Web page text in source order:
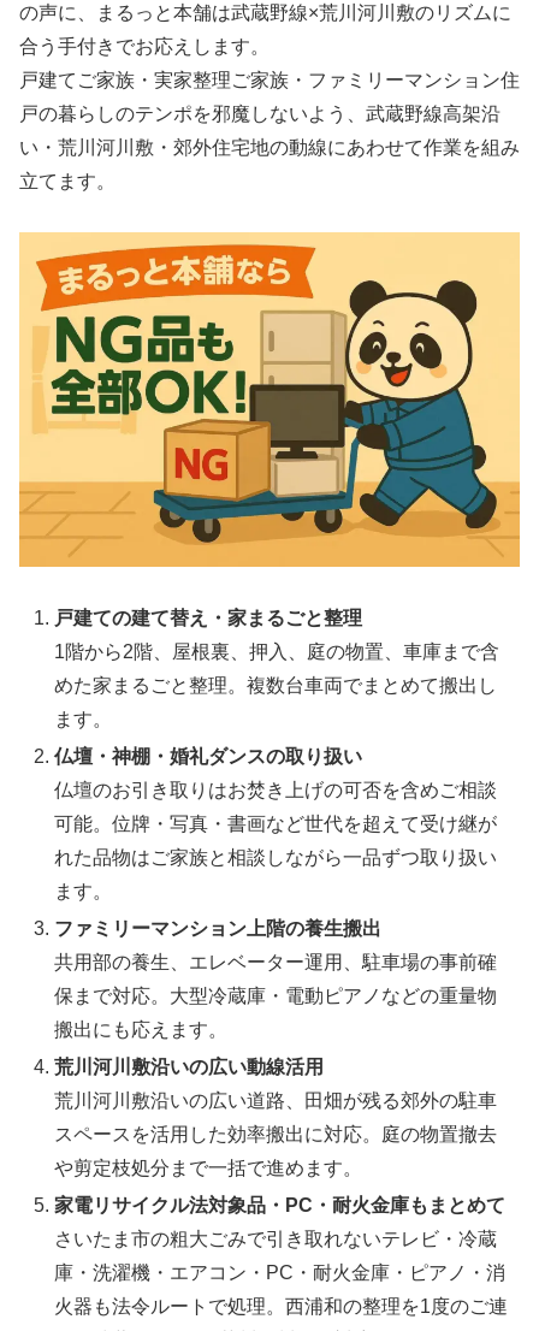
の声に、まるっと本舗は武蔵野線×荒川河川敷のリズムに
合う手付きでお応えします。
戸建てご家族・実家整理ご家族・ファミリーマンション住
戸の暮らしのテンポを邪魔しないよう、武蔵野線高架沿
い・荒川河川敷・郊外住宅地の動線にあわせて作業を組み
立てます。
戸建ての建て替え・家まるごと整理
1階から2階、屋根裏、押入、庭の物置、車庫まで含
めた家まるごと整理。複数台車両でまとめて搬出し
ます。
仏壇・神棚・婚礼ダンスの取り扱い
仏壇のお引き取りはお焚き上げの可否を含めご相談
可能。位牌・写真・書画など世代を超えて受け継が
れた品物はご家族と相談しながら一品ずつ取り扱い
ます。
ファミリーマンション上階の養生搬出
共用部の養生、エレベーター運用、駐車場の事前確
保まで対応。大型冷蔵庫・電動ピアノなどの重量物
搬出にも応えます。
荒川河川敷沿いの広い動線活用
荒川河川敷沿いの広い道路、田畑が残る郊外の駐車
スペースを活用した効率搬出に対応。庭の物置撤去
や剪定枝処分まで一括で進めます。
家電リサイクル法対象品・PC・耐火金庫もまとめて
さいたま市の粗大ごみで引き取れないテレビ・冷蔵
庫・洗濯機・エアコン・PC・耐火金庫・ピアノ・消
火器も法令ルートで処理。西浦和の整理を1度のご連